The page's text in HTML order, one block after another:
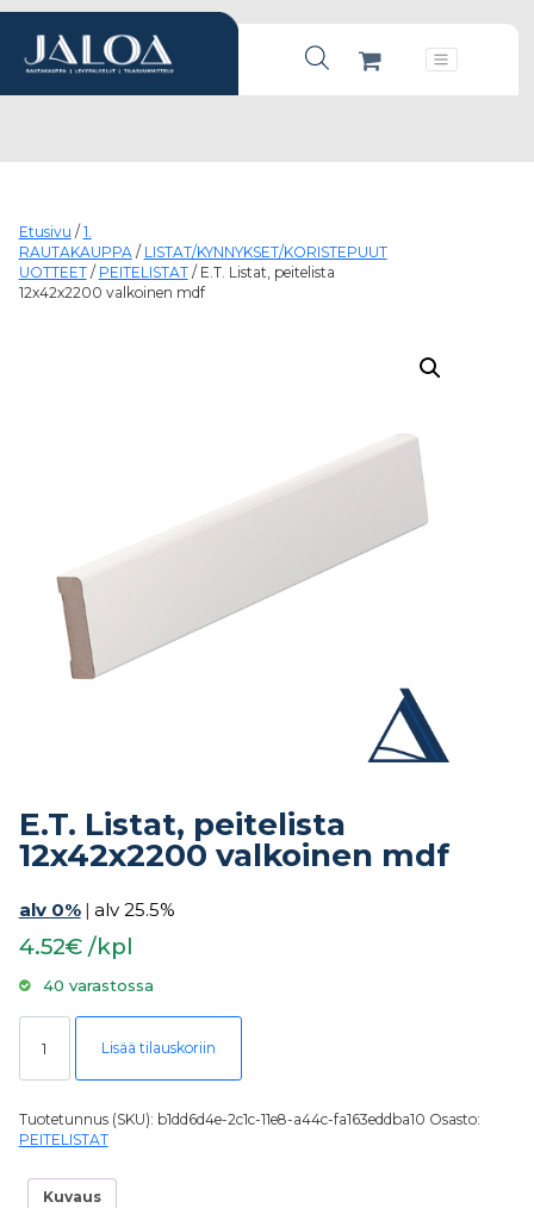
Products search
Päävalikko
Etusivu / 1.
RAUTAKAUPPA/ LISTAT/KYNNYKSET/KORISTEPUUT
UOTTEET/ PEITELISTAT/ E.T. Listat, peitelista
12x42x2200 valkoinen mdf
E.T. Listat, peitelista
12x42x2200 valkoinen mdf
alv 0% | alv 25.5%
4.52€ /kpl
40 varastossa
E.T. Listat, peitelista 12x42x2200 valkoinen mdf määrä
Lisää tilauskoriin
Tuotetunnus (SKU): b1dd6d4e-2c1c-11e8-a44c-fa163eddba10 Osasto:
PEITELISTAT
Kuvaus